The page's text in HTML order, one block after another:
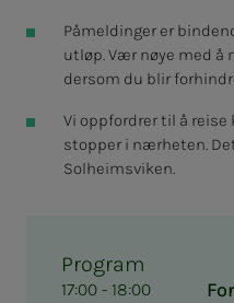
Påmeldinger er
utløp. Vær nøye med å
dersom du blir
Vi oppfordrer til å
stopper i nærheten.
Solheimsviken.
Program
17:00 - 18:00